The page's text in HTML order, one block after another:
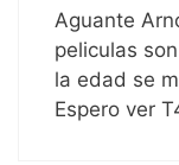
Aguante
peliculas
la edad se
Espero ver